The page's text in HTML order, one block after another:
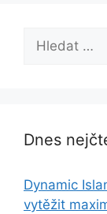
Hledat:
Dnes
Dynamic
vytěžit